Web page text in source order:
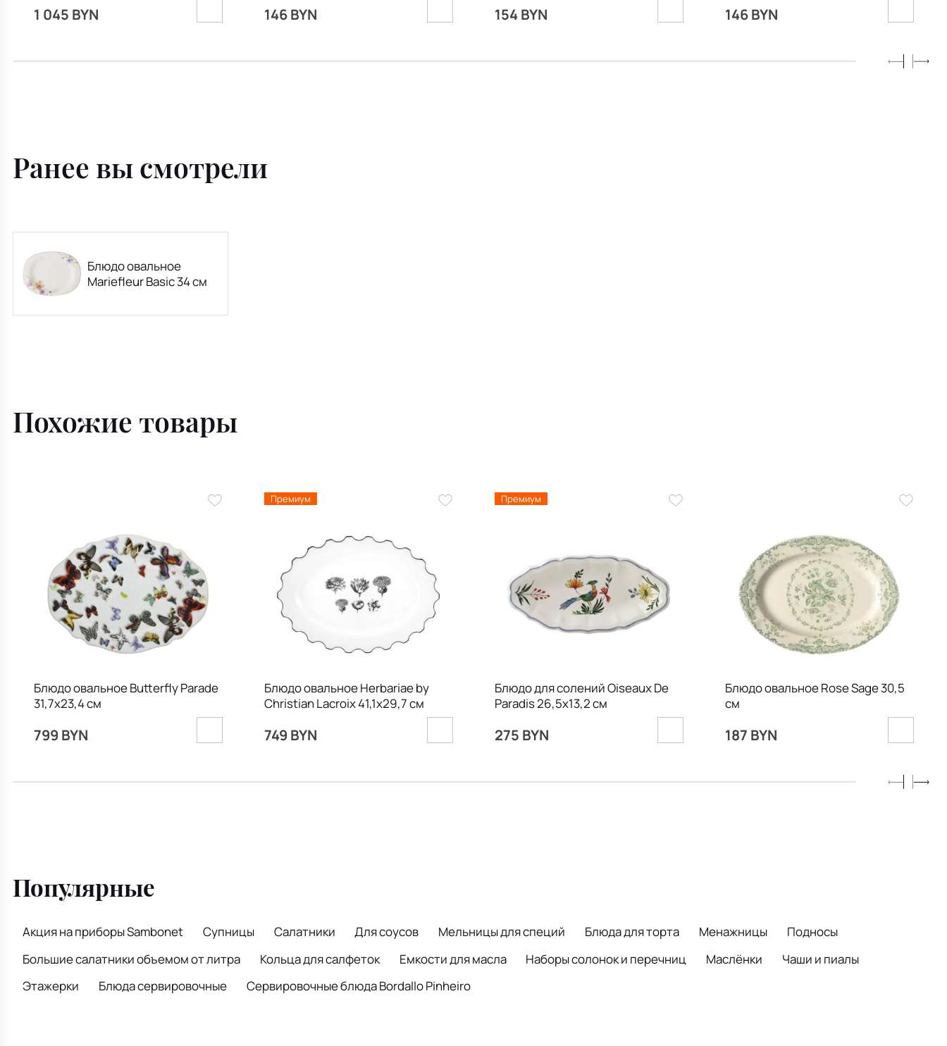
1 045 BYN 146 BYN 154 BYN 146 BYN
Ранее вы смотрели
Блюдо овальное
Mariefleur Basic 34 см
Похожие товары
Блюдо овальное Butterfly Parade
31,7х23,4 см
799 BYN
Премиум
Блюдо овальное Herbariae by
Christian Lacroix 41,1х29,7 см
749 BYN
Премиум
Блюдо для солений Oiseaux De
Paradis 26,5х13,2 см
275 BYN
Блюдо овальное Rose Sage 30,5
см
187 BYN
Популярные
Акция на приборы Sambonet Супницы Салатники Для соусов Мельницы для специй Блюда для торта Менажницы
Подносы
Большие салатники объемом от литра
Кольца для салфеток Емкости для масла Наборы солонок и перечниц Маслёнки
Чаши и пиалы
Этажерки
Блюда сервировочные Сервировочные блюда Bordallo Pinheiro